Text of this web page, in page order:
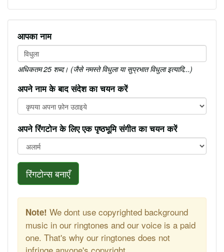
आपका नाम
अधिकतम 25 शब्द। (जैसे नमस्ते विधुला या सुप्रभात विधुला इत्यादि...)
अपने नाम के बाद संदेश का चयन करें
अपने रिंगटोन के लिए एक पृष्ठभूमि संगीत का चयन करें
रिंगटोन्स बनाएँ
Note! We dont use copyrighted background
music in our ringtones and our voice is a paid
one. That's why our ringtones does not
infringe anyone's copyright.